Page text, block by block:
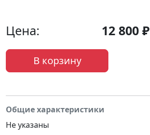
Цена: 12 800 ₽
В корзину
Общие характеристики
Не указаны